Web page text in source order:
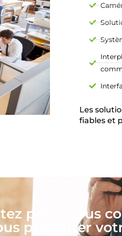
Les
fiables et
pas à nous
présenter